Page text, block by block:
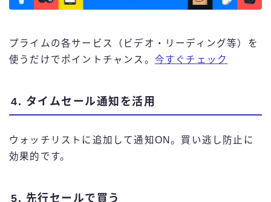
プライムの各サービス（ビデオ・リーディング等）を
使うだけでポイントチャンス。 今すぐチェック
4. タイムセール通知を活用
ウォッチリストに追加して通知ON。買い逃し防止に
効果的です。
5. 先行セールで買う